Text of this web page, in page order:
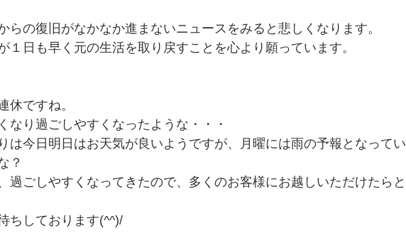
らの復旧がなかなか進まないニュースをみると悲しくなります。
１日も早く元の生活を取り戻すことを心より願っています。
休ですね。
なり過ごしやすくなったような・・・
は今日明日はお天気が良いようですが、月曜には雨の予報となってい
？
過ごしやすくなってきたので、多くのお客様にお越しいただけたらと
ちしております(^^)/